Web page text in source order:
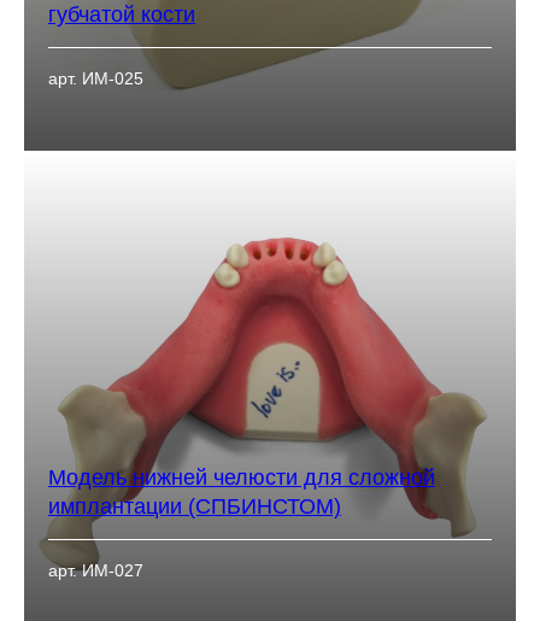
губчатой кости
арт. ИМ-025
Модель нижней челюсти для сложной
имплантации (СПБИНСТОМ)
арт. ИМ-027